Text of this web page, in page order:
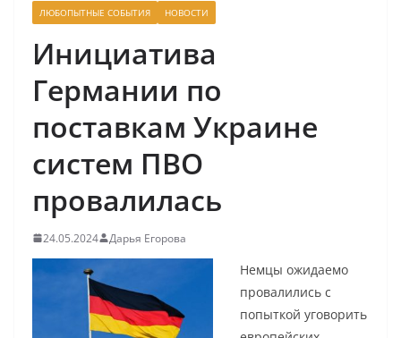
ЛЮБОПЫТНЫЕ СОБЫТИЯ НОВОСТИ
Инициатива
Германии по
поставкам Украине
систем ПВО
провалилась
24.05.2024 Дарья Егорова
Немцы ожидаемо
провалились с
попыткой уговорить